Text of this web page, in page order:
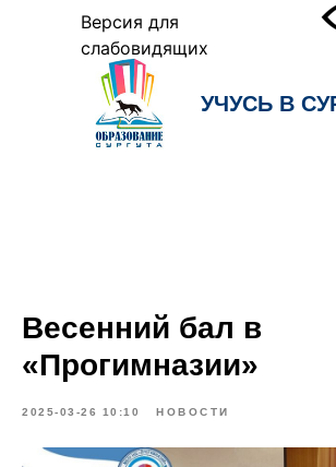
Версия для
слабовидящих
УЧУСЬ В
Весенний бал в
«Прогимназии»
2025-03-26 10:10 НОВОСТИ